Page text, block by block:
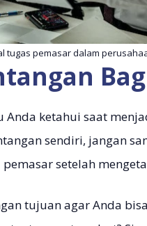
tugas pemasar dalam
Anda ketahui saat
sendiri, jangan
setelah
tujuan agar Anda